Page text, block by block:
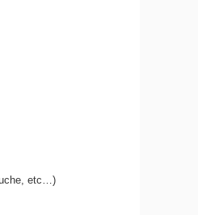
etc…)